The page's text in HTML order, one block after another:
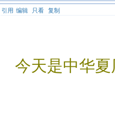
引用 编辑 只看 复制
今天是中华